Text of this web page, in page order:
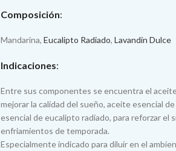
Composición:
Mandarina, Eucalipto Radiado, Lavandín Dulce
Indicaciones:
Entre sus componentes se encuentra el
mejorar la calidad del sueño, aceite esencial
esencial de eucalipto radiado, para reforzar
enfriamientos de temporada.
Especialmente indicado para diluir en el